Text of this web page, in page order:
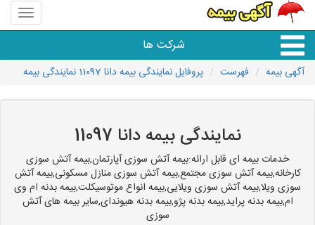
منوی
سایت
118
شرکت ها
آگهی بیمه فهرست پروفایل نمایندگی بیمه دانا 11097 نمایندگی بیمه
نمایندگی بیمه دانا 11097
خدمات بیمه ای قابل ارائه:بیمه آتش سوزی آپارتمان,بیمه آتش سوزی
کارخانه,بیمه آتش سوزی مجتمع,بیمه آتش سوزی منازل مسکونی,بیمه آتش
سوزی ویلا,بیمه آتش سوزی ویلایی,بیمه انواع موتوسیکلت,بیمه بدنه ام وی
ام,بیمه بدنه پراید,بیمه بدنه پژو,بیمه بدنه هیوندای,سایر بیمه های آتش
سوزی